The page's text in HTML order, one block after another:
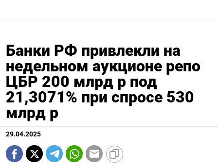
Банки РФ привлекли на
недельном аукционе репо
ЦБР 200 млрд р под
21,3071% при спросе 530
млрд р
29.04.2025